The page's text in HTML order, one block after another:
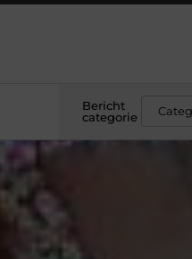
Bericht
categorie